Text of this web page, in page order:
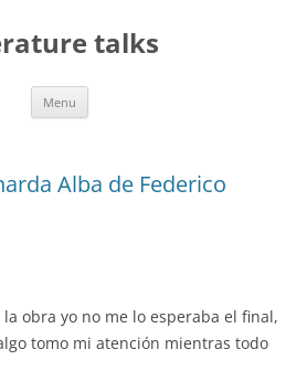
talks
Menu
Alba de Federico
obra yo no me lo esperaba el final,
tomo mi atención mientras todo